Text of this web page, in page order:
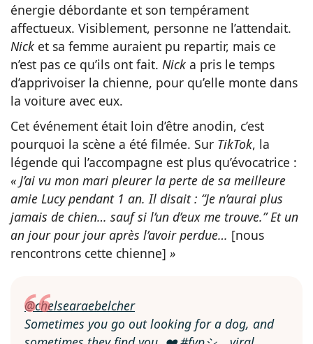
énergie débordante et son tempérament
affectueux. Visiblement, personne ne l’attendait.
Nick et sa femme auraient pu repartir, mais ce
n’est pas ce qu’ils ont fait. Nick a pris le temps
d’apprivoiser la chienne, pour qu’elle monte dans
la voiture avec eux.
Cet événement était loin d’être anodin, c’est
pourquoi la scène a été filmée. Sur TikTok, la
légende qui l’accompagne est plus qu’évocatrice :
« J’ai vu mon mari pleurer la perte de sa meilleure
amie Lucy pendant 1 an. Il disait : “Je n’aurai plus
jamais de chien… sauf si l’un d’eux me trouve.” Et un
an jour pour jour après l’avoir perdue… [nous
rencontrons cette chienne] »
@chelsearaebelcher
Sometimes you go out looking for a dog, and